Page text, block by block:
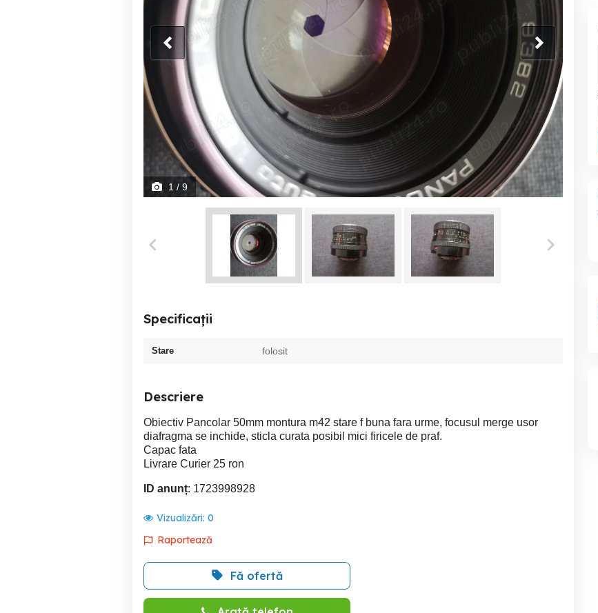
1 / 9
Specificații
Stare folosit
Descriere
Obiectiv Pancolar 50mm montura m42 stare f buna fara urme, focusul merge usor
diafragma se inchide, sticla curata posibil mici firicele de praf.
Capac fata
Livrare Curier 25 ron
ID anunț: 1723998928
Vizualizări: 0
Raportează
Fă ofertă